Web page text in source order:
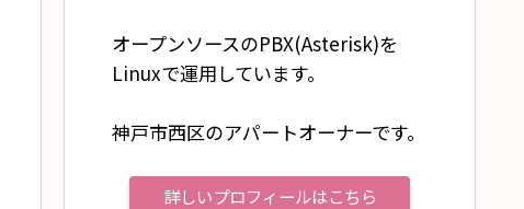
オープンソースのPBX(Asterisk)を
Linuxで運用しています。
神戸市西区のアパートオーナーです。
詳しいプロフィールはこちら